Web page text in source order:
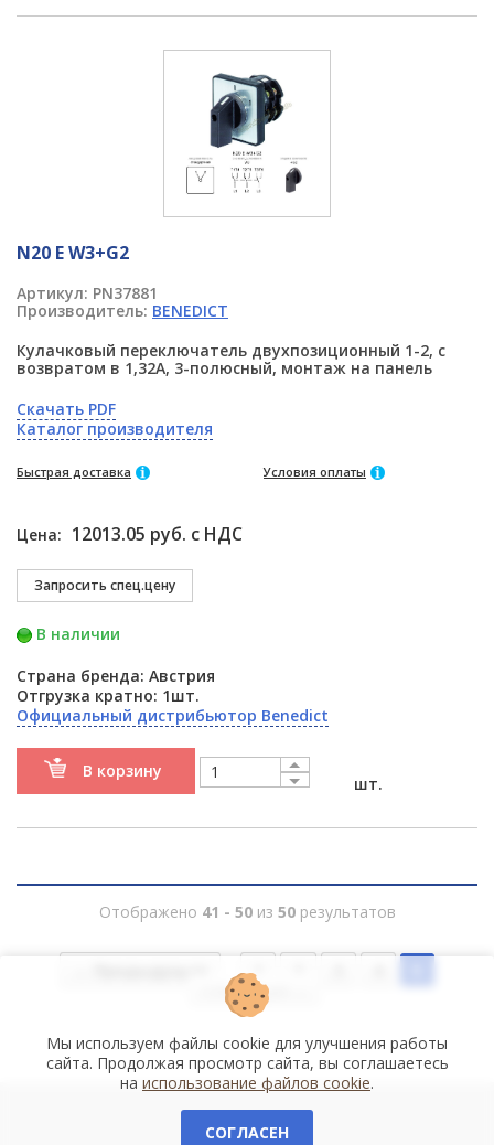
N20 E W3+G2
Артикул: PN37881
Производитель: BENEDICT
Кулачковый переключатель двухпозиционный 1-2, с
возвратом в 1,32А, 3-полюсный, монтаж на панель
Скачать PDF
Каталог производителя
Быстрая доставка Условия оплаты
Цена: 12013.05 руб. с НДС
В наличии
Страна бренда: Австрия
Отгрузка кратно: 1шт.
Официальный дистрибьютор Benedict
В корзину
шт.
Отображено 41 - 50из 50результатов
1
Следующая →
Мы используем файлы cookie для улучшения работы
сайта. Продолжая просмотр сайта, вы соглашаетесь
на использование файлов cookie.
СОГЛАСЕН